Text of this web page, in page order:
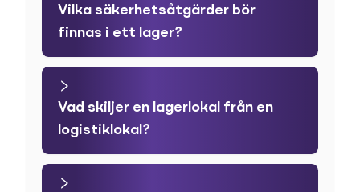
Vilka säkerhetsåtgärder bör
finnas i ett lager?
Vad skiljer en lagerlokal från en
logistiklokal?